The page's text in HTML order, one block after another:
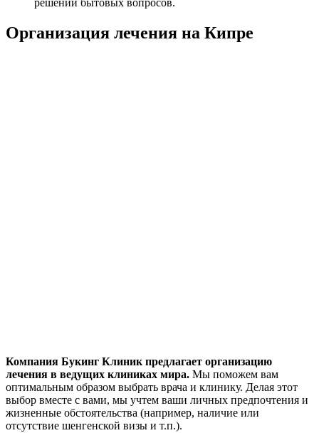
Организация лечения на Кипре
Компания Букинг Клиник предлагает организацию
лечения в ведущих клиниках мира. Мы поможем вам
оптимальным образом выбрать врача и клинику. Делая этот
выбор вместе с вами, мы учтем ваши личных предпочтения и
жизненные обстоятельства (например, наличие или
отсутствие шенгенской визы и т.п.).